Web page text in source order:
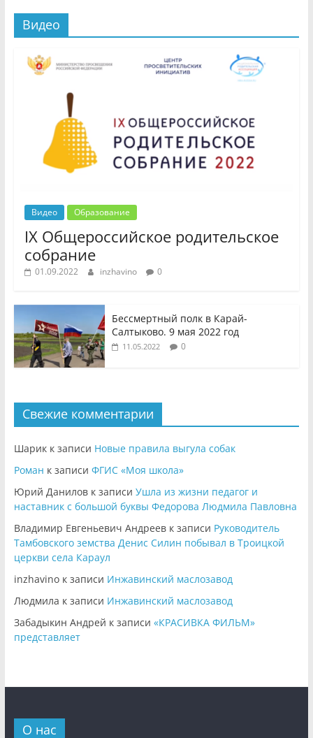
Видео
Видео Образование
IX Общероссийское родительское
собрание
01.09.2022 inzhavino 0
Бессмертный полк в Карай-
Салтыково. 9 мая 2022 год
11.05.2022 0
Свежие комментарии
Шарикк записи Новые правила выгула собак
Роман к записи ФГИС «Моя школа»
Юрий Даниловк записи Ушла из жизни педагог и
наставник с большой буквы Федорова Людмила Павловна
Владимир Евгеньевич Андреевк записи Руководитель
Тамбовского земства Денис Силин побывал в Троицкой
церкви села Караул
inzhavinoк записи Инжавинский маслозавод
Людмила к записи Инжавинский маслозавод
Забадыкин Андрей к записи «КРАСИВКА ФИЛЬМ»
представляет
О нас